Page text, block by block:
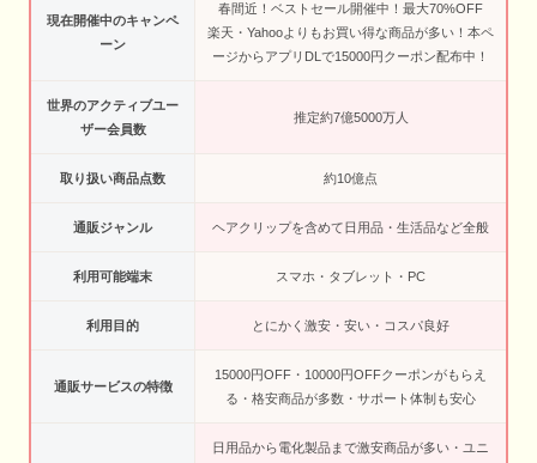
現在開催中のキャンペ
ーン
春間近！ベストセール開催中！最大70%OFF
楽天・Yahooよりもお買い得な商品が多い！本ペ
ージからアプリDLで15000円クーポン配布中！
世界のアクティブユー
ザー会員数
推定約7億5000万人
取り扱い商品点数 約10億点
通販ジャンル ヘアクリップを含めて日用品・生活品など全般
利用可能端末 スマホ・タブレット・PC
利用目的 とにかく激安・安い・コスパ良好
通販サービスの特徴
15000円OFF・10000円OFFクーポンがもらえ
る・格安商品が多数・サポート体制も安心
日用品から電化製品まで激安商品が多い・ユニ